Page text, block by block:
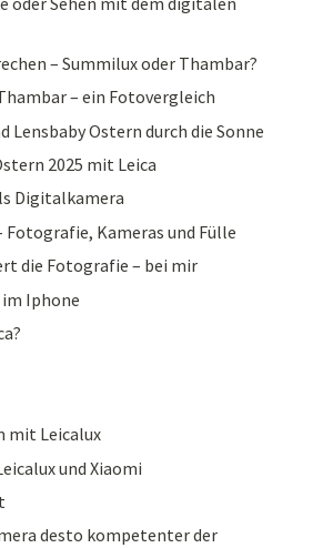
– Summilux oder Thambar?
– ein Fotovergleich
Lensbaby Ostern durch die Sonne
2025 mit Leica
Digitalkamera
Fotografie, Kameras und Fülle
die Fotografie – bei mir
im Iphone
mit Leicalux
und Xiaomi
desto kompetenter der